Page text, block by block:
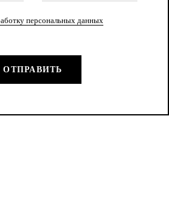
персональных данных
ОТПРАВИТЬ